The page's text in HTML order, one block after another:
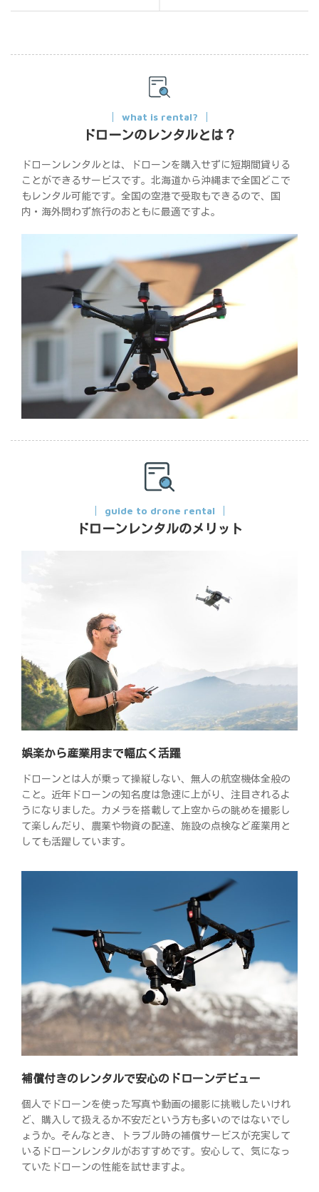
what is rental?
ドローンのレンタルとは？
ドローンレンタルとは、ドローンを購入せずに短期間貸りる
ことができるサービスです。北海道から沖縄まで全国どこで
もレンタル可能です。全国の空港で受取もできるので、国
内・海外問わず旅行のおともに最適ですよ。
guide to drone rental
ドローンレンタルのメリット
娯楽から産業用まで幅広く活躍
ドローンとは人が乗って操縦しない、無人の航空機体全般の
こと。近年ドローンの知名度は急速に上がり、注目されるよ
うになりました。カメラを搭載して上空からの眺めを撮影し
て楽しんだり、農業や物資の配達、施設の点検など産業用と
しても活躍しています。
補償付きのレンタルで安心のドローンデビュー
個人でドローンを使った写真や動画の撮影に挑戦したいけれ
ど、購入して扱えるか不安だという方も多いのではないでし
ょうか。そんなとき、トラブル時の補償サービスが充実して
いるドローンレンタルがおすすめです。安心して、気になっ
ていたドローンの性能を試せますよ。